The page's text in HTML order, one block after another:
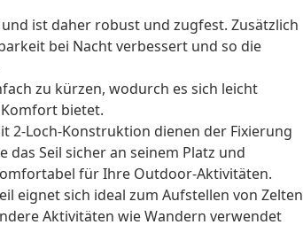
ist daher robust und zugfest. Zusätzlich
bei Nacht verbessert und so die
zu kürzen, wodurch es sich leicht
bietet.
2-Loch-Konstruktion dienen der Fixierung
Seil sicher an seinem Platz und
für Ihre Outdoor-Aktivitäten.
eignet sich ideal zum Aufstellen von Zelten
Aktivitäten wie Wandern verwendet